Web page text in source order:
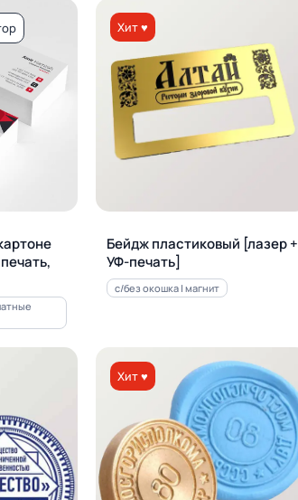
Хит ♥
Бейдж пластиковый [лазер +
УФ-печать]
с/без окошка | магнит
Хит ♥